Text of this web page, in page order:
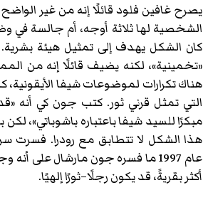
يصرح غافين فلود قائلًا إنه من غير
الشخصية لها ثلاثة أوجه، أم جالسة في
كان الشكل يهدف إلى تمثيل هيئة بشرية.
«تخمينية»، لكنه يضيف قائلًا إنه من
هناك تكرارات لموضوعات شيفا
التي تمثل قرني ثور. كتب جون كي أنه
مبكرًا للسيد شيفا باعتباره باشوباتي»،
هذا الشكل لا تتطابق مع رودرا. فسرت
عام 1997 ما فسره جون مارشال على
أكثر بقريةً، قد يكون رجلًا–ثورًا إلهيًا.